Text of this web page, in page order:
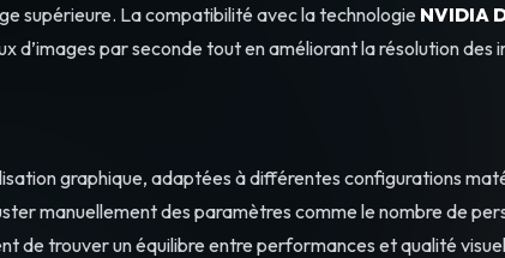
supérieure. La compatibilité avec la technologie NVIDIA
d’images par seconde tout en améliorant la résolution des
graphique, adaptées à différentes configurations
manuellement des paramètres comme le nombre de
de trouver un équilibre entre performances et qualité